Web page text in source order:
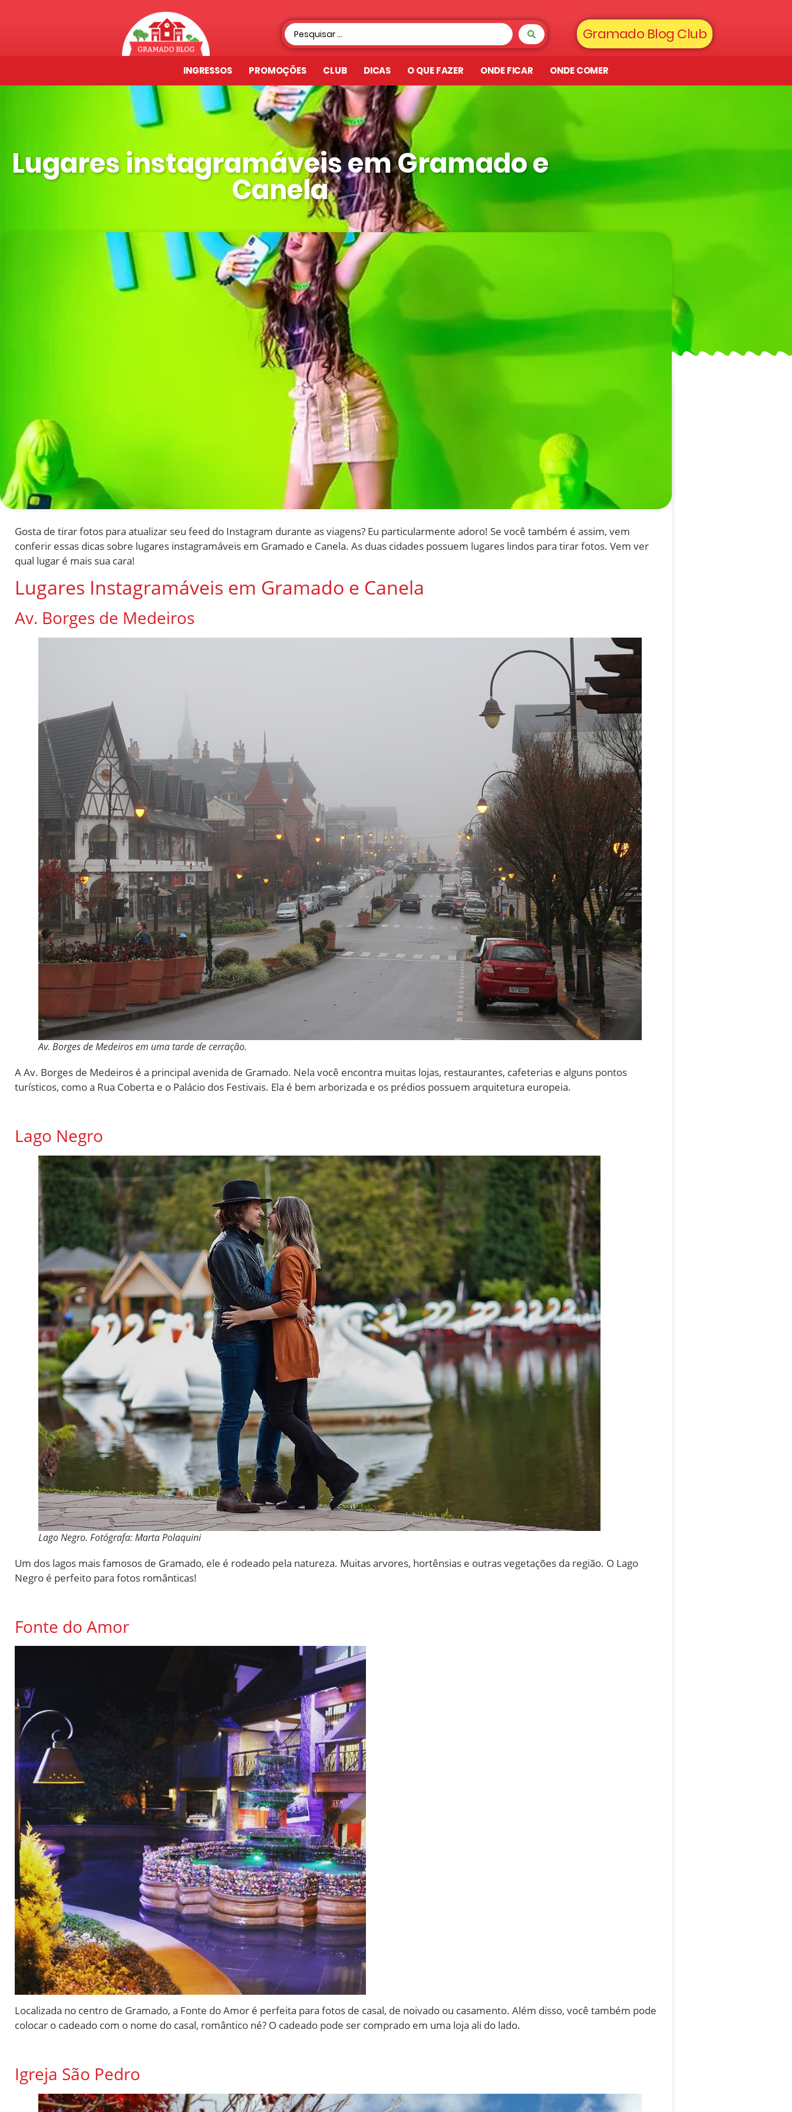
Gramado Blog Club
INGRESSOS PROMOÇÕES CLUB DICAS O QUE FAZER ONDE FICAR ONDE COMER
Lugares instagramáveis em Gramado e
Canela
Gosta de tirar fotos para atualizar seu feed do Instagram durante as viagens? Eu particularmente adoro! Se você também é assim, vem
conferir essas dicas sobre lugares instagramáveis em Gramado e Canela. As duas cidades possuem lugares lindos para tirar fotos. Vem ver
qual lugar é mais sua cara!
Lugares Instagramáveis em Gramado e Canela
Av. Borges de Medeiros
Av. Borges de Medeiros em uma tarde de cerração.
A Av. Borges de Medeiros é a principal avenida de Gramado. Nela você encontra muitas lojas, restaurantes, cafeterias e alguns pontos
turísticos, como a Rua Coberta e o Palácio dos Festivais. Ela é bem arborizada e os prédios possuem arquitetura europeia.
Lago Negro
Lago Negro. Fotógrafa: Marta Polaquini
Um dos lagos mais famosos de Gramado, ele é rodeado pela natureza. Muitas arvores, hortênsias e outras vegetações da região. O Lago
Negro é perfeito para fotos românticas!
Fonte do Amor
Localizada no centro de Gramado, a Fonte do Amor é perfeita para fotos de casal, de noivado ou casamento. Além disso, você também pode
colocar o cadeado com o nome do casal, romântico né? O cadeado pode ser comprado em uma loja ali do lado.
Igreja São Pedro